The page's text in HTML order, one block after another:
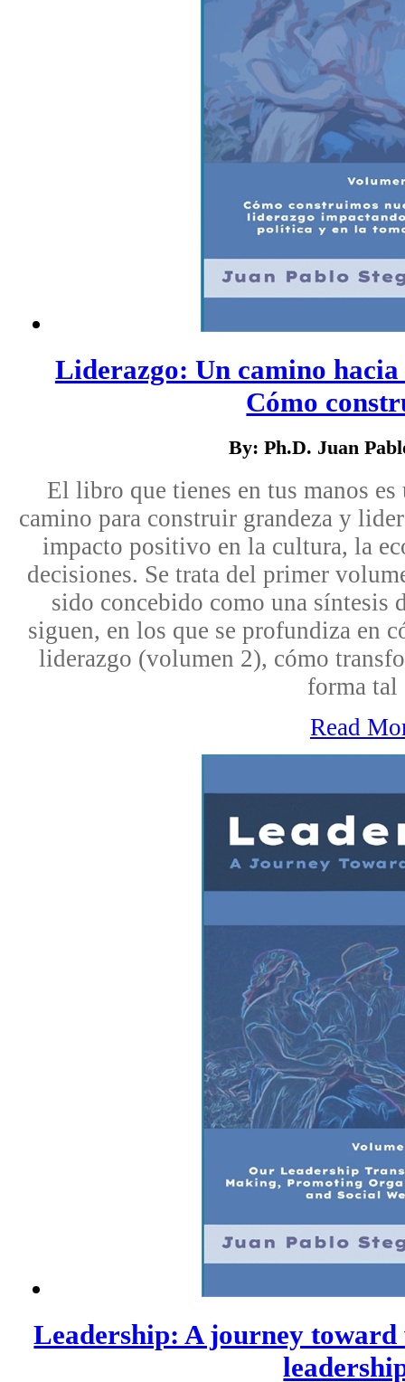
Liderazgo: Un camino
Cómo
By: Ph.D. Juan
El libro que tienes en tus manos
camino para construir grandeza y
impacto positivo en la cultura, la
decisiones. Se trata del primer
sido concebido como una síntesis
siguen, en los que se profundiza en
liderazgo (volumen 2), cómo
forma tal
Read
Leadership: A journey